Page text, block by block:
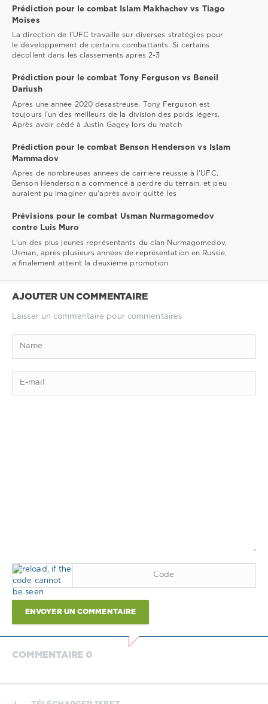
Prédiction pour le combat Islam Makhachev vs Tiago
Moises
La direction de l'UFC travaille sur diverses stratégies pour
le développement de certains combattants. Si certains
décollent dans les classements après 2-3
Prédiction pour le combat Tony Ferguson vs Beneil
Dariush
Après une année 2020 désastreuse, Tony Ferguson est
toujours l'un des meilleurs de la division des poids légers.
Après avoir cédé à Justin Gagey lors du match
Prédiction pour le combat Benson Henderson vs Islam
Mammadov
Après de nombreuses années de carrière réussie à l'UFC,
Benson Henderson a commencé à perdre du terrain, et peu
auraient pu imaginer qu'après avoir quitté les
Prévisions pour le combat Usman Nurmagomedov
contre Luis Muro
L'un des plus jeunes représentants du clan Nurmagomedov,
Usman, après plusieurs années de représentation en Russie,
a finalement atteint la deuxième promotion
AJOUTER UN COMMENTAIRE
Laisser un commentaire pour commentaires
ENVOYER UN COMMENTAIRE
COMMENTAIRE 0